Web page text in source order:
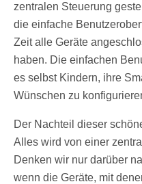
zentralen Steuerung
die einfache
Zeit alle Geräte
haben. Die einfachen
es selbst Kindern, ihre
Wünschen zu
Der Nachteil dieser
Alles wird von einer
Denken wir nur darüber
wenn die Geräte, mit